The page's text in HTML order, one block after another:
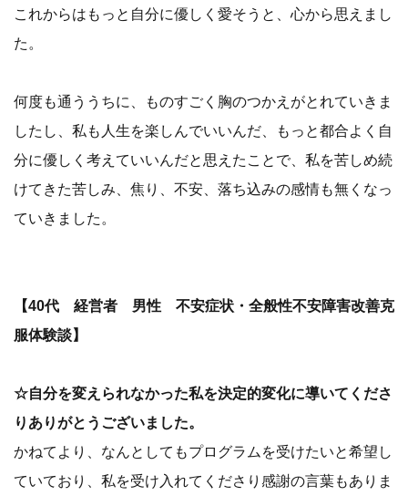
これからはもっと自分に優しく愛そうと、心から思えまし
た。
何度も通ううちに、ものすごく胸のつかえがとれていきま
したし、私も人生を楽しんでいいんだ、もっと都合よく自
分に優しく考えていいんだと思えたことで、私を苦しめ続
けてきた苦しみ、焦り、不安、落ち込みの感情も無くなっ
ていきました。
【40代 経営者 男性 不安症状・全般性不安障害改善克
服体験談】
☆自分を変えられなかった私を決定的変化に導いてくださ
りありがとうございました。
かねてより、なんとしてもプログラムを受けたいと希望し
ていており、私を受け入れてくださり感謝の言葉もありま